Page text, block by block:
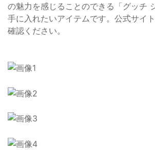
の魅力を感じることのできる「グッチ
手に入れたいアイテムです。公式サイ
確認ください。